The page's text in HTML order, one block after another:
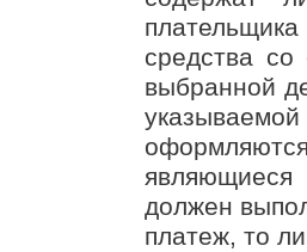
средства
выбранной
должен
платеж, то